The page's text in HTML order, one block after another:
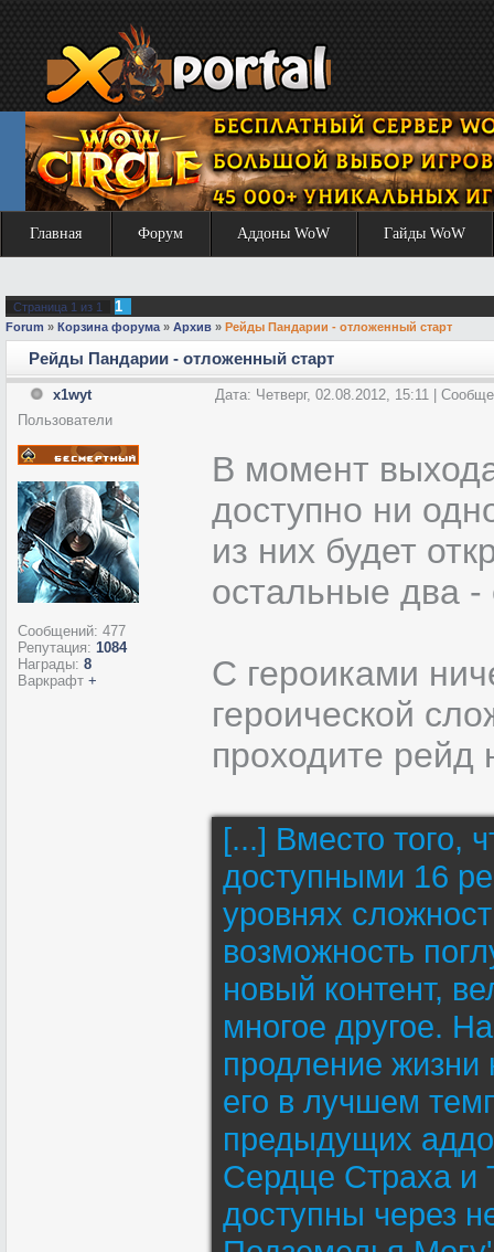
Главная Форум Аддоны WoW Гайды WoW
Страница 1 из 1 1
Forum » Корзина форума » Архив » Рейды Пандарии - отложенный старт
Рейды Пандарии - отложенный старт
x1wyt
Дата: Четверг, 02.08.2012, 15:11 |
Пользователи
Сообщений: 477
Репутация: 1084
Награды: 8
Варкрафт +
В момент
доступно ни
из них будет
остальные два
С героиками
героической
проходите рейд
[...] Вместо того,
доступными 16
уровнях
возможность
новый контент,
многое другое.
продление
его в лучшем
предыдущих
Сердце Страха и
доступны через